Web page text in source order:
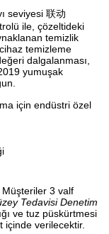
seviyesi 联动
ile, çözeltideki
temizlik
cihaz temizleme
dalgalanması,
yumuşak
için endüstri özel
3 valf
Tedavisi Denetim
ve tuz püskürtmesi
içinde verilecektir.